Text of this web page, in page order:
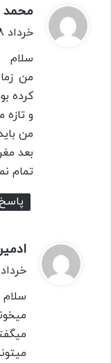
محمد
خرداد 28, 1405 در 11:25 ب.ظ
سلام
من
کرده
و
من
بعد
تمام
پاسخ
خرداد 29, 1405 در 7:39 ب.ظ